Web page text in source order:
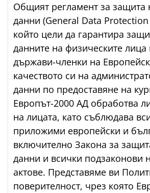
Общият регламент за защита
данни (General Data
който цели да гарантира
данните на физическите лица
държави-членки на
качеството си на
данни по предоставяне на
Европът-2000 АД обработва
на лицата, като съблюдава
приложими европейски и
включително Закона за
данни и всички подзаконови
актове. Представяме ви
поверителност, чрез която